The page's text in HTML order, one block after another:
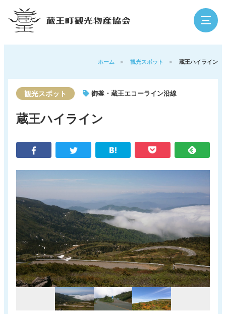
検索
蔵王の魅力
グルメ・買う 体験
アウトドア
新着情報 電子パンフレット
蔵王町観光物産協会について サイトポリシー
リンク集 お問い合わせ
ホーム > 観光スポット > 蔵王ハイライン
観光スポット 御釜・蔵王エコーライン沿線
蔵王ハイライン